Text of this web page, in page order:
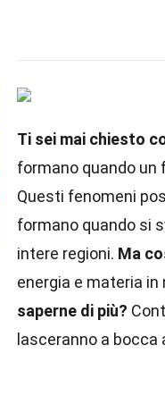
Ti sei mai chiesto
formano quando un
Questi fenomeni
formano quando si
intere regioni. Ma
energia e materia
saperne di più?
lasceranno a bocca